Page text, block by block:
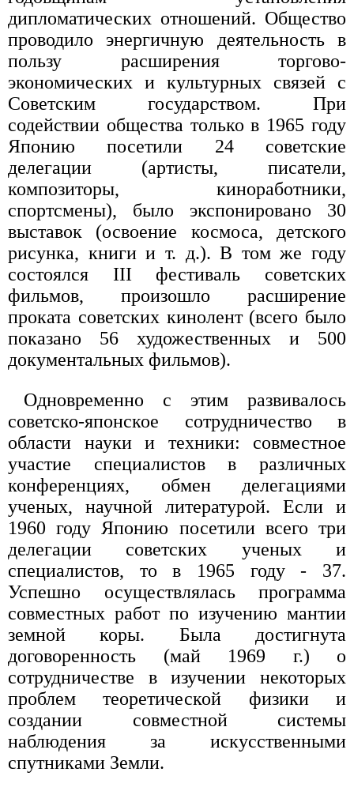
дипломатических отношений. Общество
проводило энергичную деятельность в
пользу расширения торгово-
экономических и культурных связей с
Советским государством. При
содействии общества только в 1965 году
Японию посетили 24 советские
делегации (артисты, писатели,
композиторы, киноработники,
спортсмены), было экспонировано 30
выставок (освоение космоса, детского
рисунка, книги и т. д.). В том же году
состоялся III фестиваль советских
фильмов, произошло расширение
проката советских кинолент (всего было
показано 56 художественных и 500
документальных фильмов).
Одновременно с этим развивалось
советско-японское сотрудничество в
области науки и техники: совместное
участие специалистов в различных
конференциях, обмен делегациями
ученых, научной литературой. Если и
1960 году Японию посетили всего три
делегации советских ученых и
специалистов, то в 1965 году - 37.
Успешно осуществлялась программа
совместных работ по изучению мантии
земной коры. Была достигнута
договоренность (май 1969 г.) о
сотрудничестве в изучении некоторых
проблем теоретической физики и
создании совместной системы
наблюдения за искусственными
спутниками Земли.